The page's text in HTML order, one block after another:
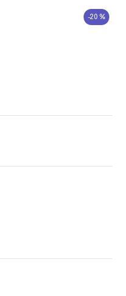
-20 %